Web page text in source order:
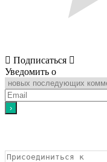
Подписаться
Уведомить о